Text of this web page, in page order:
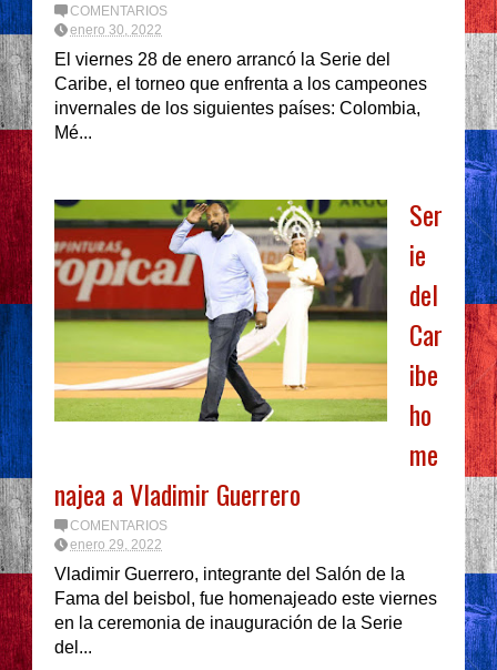
COMENTARIOS
enero 30, 2022
El viernes 28 de enero arrancó la Serie del
Caribe, el torneo que enfrenta a los campeones
invernales de los siguientes países: Colombia,
Mé...
Ser
ie
del
Car
ibe
ho
me
najea a Vladimir Guerrero
COMENTARIOS
enero 29, 2022
Vladimir Guerrero, integrante del Salón de la
Fama del beisbol, fue homenajeado este viernes
en la ceremonia de inauguración de la Serie
del...